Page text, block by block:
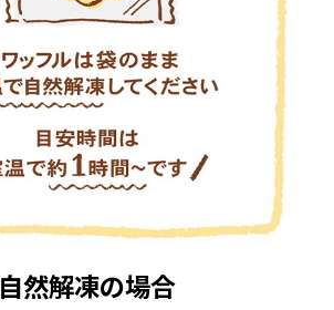
自然解凍の場合